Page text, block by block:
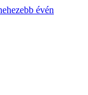
évén